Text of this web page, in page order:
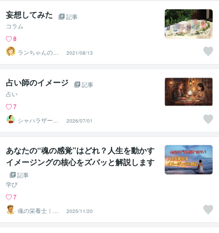
妄想してみた
記事
コラム
8
ランちゃんのマ
マ
2021/08/13
占い師のイメージ
記事
占い
7
シャハラザード
沙織
2026/07/01
あなたの“魂の感覚”はどれ？人生を動かす
イメージングの核心をズバッと解説します
記事
学び
7
魂の栄養士｜英
やん
2025/11/20